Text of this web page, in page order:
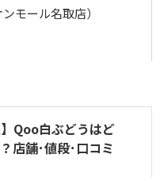
モール名取店）
】Qoo白ぶどうはど
店舗･値段･口コミ